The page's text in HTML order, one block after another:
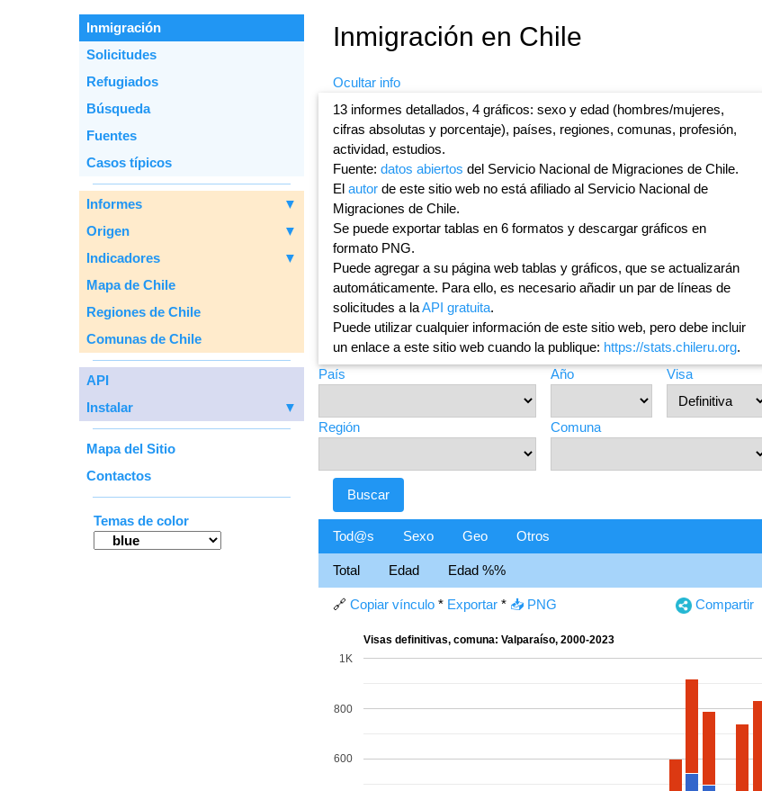
Inmigración
Solicitudes
Refugiados
Вúsqueda
Fuentes
Casos típicos
Informes
▼
Origen
▼
Indicadores
▼
Mapa de Chile
Regiones de Chile
Comunas de Chile
API
Instalar
▼
Mapa del Sitio
Contactos
Temas de color
Inmigración en Chile
Ocultar info
13 informes detallados, 4 gráficos: sexo y edad (hombres/mujeres,
cifras absolutas y porcentaje), países, regiones, comunas, profesión,
actividad, estudios.
Fuente: datos abiertos del Servicio Nacional de Migraciones de Chile.
El autor de este sitio web no está afiliado al Servicio Nacional de
Migraciones de Chile.
Se puede exportar tablas en 6 formatos y descargar gráficos en
formato PNG.
Puede agregar a su página web tablas y gráficos, que se actualizarán
automáticamente. Para ello, es necesario añadir un par de líneas de
solicitudes a laAPI gratuita.
Puede utilizar cualquier información de este sitio web, pero debe incluir
un enlace a este sitio web cuando la publique: https://stats.chileru.org.
País
Año Visa
Región Comuna
Tod@s Sexo Geo Otros
Total Edad Edad %%
🔗 Copiar vínculo * Exportar * 📥 PNG Compartir
Visas definitivas, comuna: Valparaíso, 2000-2023
600
800
1K